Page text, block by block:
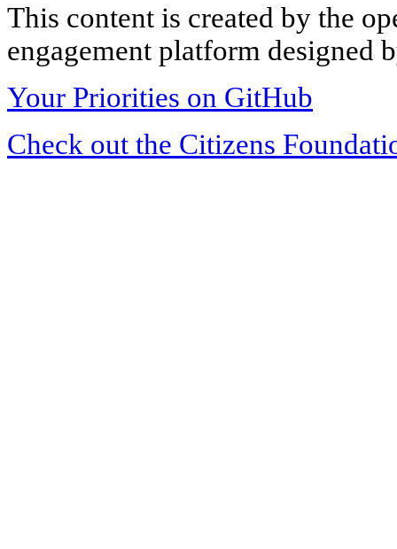
This content is created by the
engagement platform designed
Your Priorities on GitHub
Check out the Citizens